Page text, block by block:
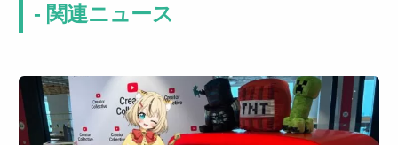
- 関連ニュース